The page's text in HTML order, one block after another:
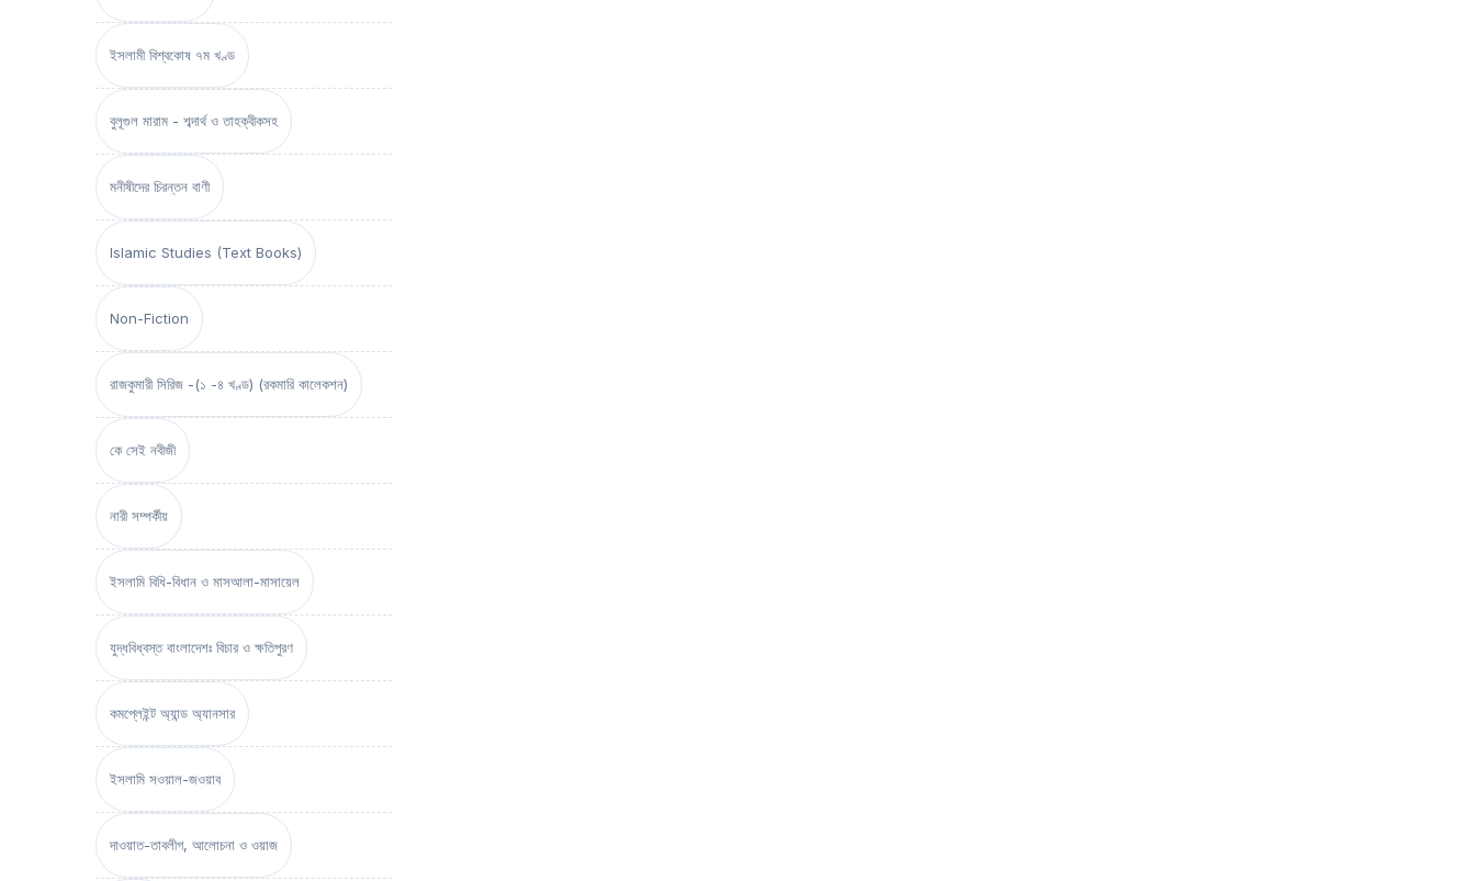
ইসলামী বিশ্বকোষ ৭ম খণ্ড
বুলূগুল মারাম - শব্দার্থ ও তাহক্বীকসহ
মনীষীদের চিরন্তন বাণী
Islamic Studies (Text Books)
Non-Fiction
রাজকুমারী সিরিজ -(১ -৪ খণ্ড) (রকমারি কালেকশন)
কে সেই নবীজী
নারী সম্পর্কীয়
ইসলামি বিধি-বিধান ও মাসআলা-মাসায়েল
যুদ্ধবিধ্বস্ত বাংলাদেশঃ বিচার ও ক্ষতিপুরণ
কমপ্লেইন্ট অ্যান্ড অ্যানসার
ইসলামি সওয়াল-জওয়াব
দাওয়াত-তাবলীগ, আলোচনা ও ওয়াজ